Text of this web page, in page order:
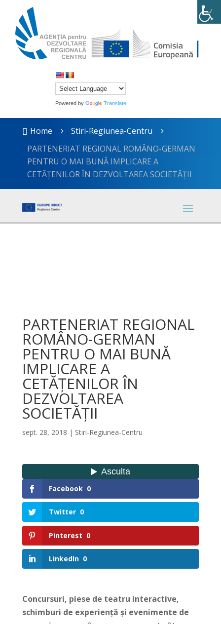
Powered by Translate
 Home 5 Stiri-Regiunea-Centru 5
PARTENERIAT REGIONAL ROMÂNO-GERMAN
PENTRU O MAI BUNĂ IMPLICARE A
CETĂȚENILOR ÎN DEZVOLTAREA SOCIETĂȚII
PARTENERIAT REGIONAL
ROMÂNO-GERMAN
PENTRU O MAI BUNĂ
IMPLICARE A
CETĂȚENILOR ÎN
DEZVOLTAREA
SOCIETĂȚII
sept. 28, 2018 | Stiri-Regiunea-Centru
Facebook 0
Twitter 0
Pinterest 0
LinkedIn 0
Concursuri, piese de teatru interactive,
schimburi de experiență și evenimente de